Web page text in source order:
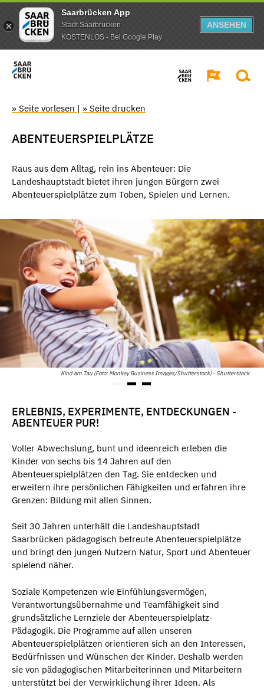
Saarbrücken App
Stadt Saarbrücken
KOSTENLOS - Bei Google Play
ANSEHEN
» Seite vorlesen | » Seite drucken
ABENTEUERSPIELPLÄTZE
Raus aus dem Alltag, rein ins Abenteuer: Die
Landeshauptstadt bietet ihren jungen Bürgern zwei
Abenteuerspielplätze zum Toben, Spielen und Lernen.
Kind am Tau (Foto: Monkey Business Images/Shutterstock) - Shutterstock
ERLEBNIS, EXPERIMENTE, ENTDECKUNGEN -
ABENTEUER PUR!
Voller Abwechslung, bunt und ideenreich erleben die
Kinder von sechs bis 14 Jahren auf den
Abenteuerspielplätzen den Tag. Sie entdecken und
erweitern ihre persönlichen Fähigkeiten und erfahren ihre
Grenzen: Bildung mit allen Sinnen.
Seit 30 Jahren unterhält die Landeshauptstadt
Saarbrücken pädagogisch betreute Abenteuerspielplätze
und bringt den jungen Nutzern Natur, Sport und Abenteuer
spielend näher.
Soziale Kompetenzen wie Einfühlungsvermögen,
Verantwortungsübernahme und Teamfähigkeit sind
grundsätzliche Lernziele der Abenteuerspielplatz-
Pädagogik. Die Programme auf allen unseren
Abenteuerspielplätzen orientieren sich an den Interessen,
Bedürfnissen und Wünschen der Kinder. Deshalb werden
sie von pädagogischen Mitarbeiterinnen und Mitarbeitern
unterstützt bei der Verwirklichung ihrer Ideen. Als